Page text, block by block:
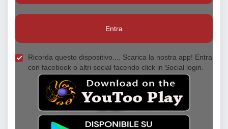
Entra
Ricorda questo dispositivo.... Scarica la nostra app! Entra
con facebook o altri social facendo click in Social login.